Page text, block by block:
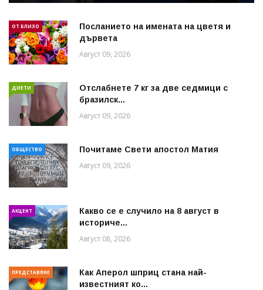
ОТ БЛИЗО
Посланието на имената на цветя и
дървета
Август 09, 2026
ДИЕТИ
Отслабнете 7 кг за две седмици с
бразилск...
Август 09, 2026
ОБЩЕСТВО Почитаме Свети апостол Матия
Август 09, 2026
АКЦЕНТ
Какво се е случило на 8 август в
историче...
Август 08, 2026
ПРЕДСТАВЯНЕ
Как Аперол шприц стана най-
известният ко...